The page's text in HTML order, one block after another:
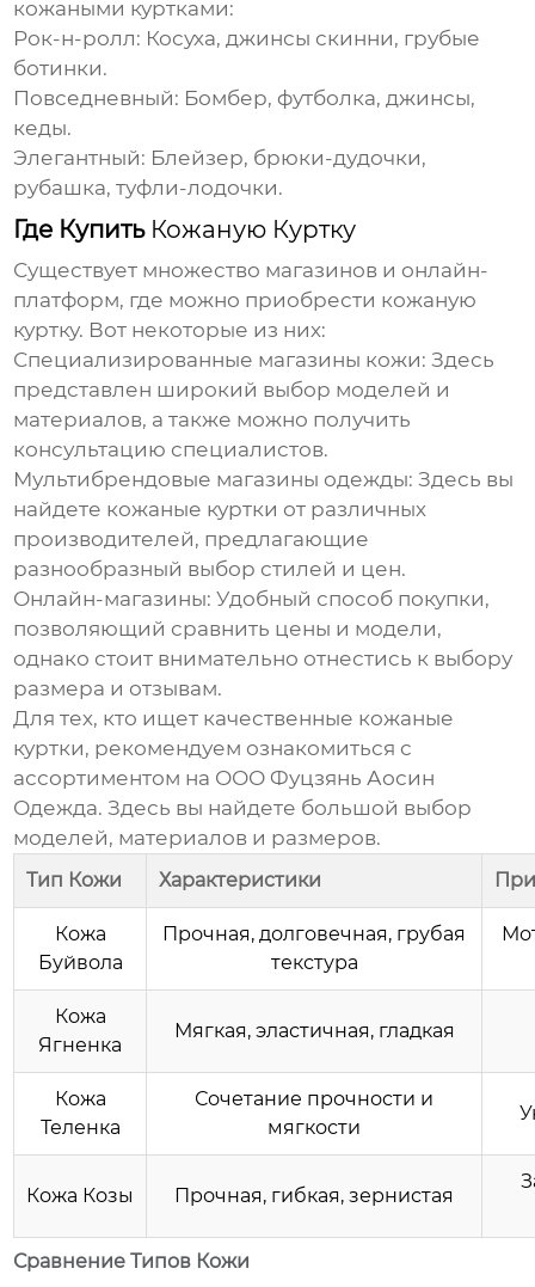
кожаными куртками:
Рок-н-ролл: Косуха, джинсы скинни, грубые
ботинки.
Повседневный: Бомбер, футболка, джинсы,
кеды.
Элегантный: Блейзер, брюки-дудочки,
рубашка, туфли-лодочки.
Где Купить Кожаную Куртку
Существует множество магазинов и онлайн-
платформ, где можно приобрести кожаную
куртку. Вот некоторые из них:
Специализированные магазины кожи: Здесь
представлен широкий выбор моделей и
материалов, а также можно получить
консультацию специалистов.
Мультибрендовые магазины одежды: Здесь вы
найдете кожаные куртки от различных
производителей, предлагающие
разнообразный выбор стилей и цен.
Онлайн-магазины: Удобный способ покупки,
позволяющий сравнить цены и модели,
однако стоит внимательно отнестись к выбору
размера и отзывам.
Для тех, кто ищет качественные кожаные
куртки, рекомендуем ознакомиться с
ассортиментом на ООО Фуцзянь Аосин
Одежда. Здесь вы найдете большой выбор
моделей, материалов и размеров.
Сравнение Типов Кожи
Тип Кожи Характеристики
Кожа
Буйвола
Прочная, долговечная, грубая
текстура
Кожа
Ягненка
Мягкая, эластичная, гладкая
Кожа
Теленка
Сочетание прочности и
мягкости
Кожа Козы Прочная, гибкая, зернистая